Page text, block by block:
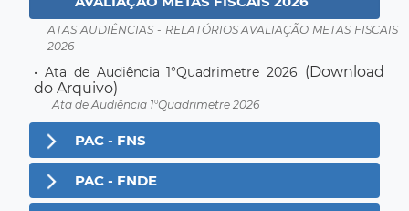
ATAS AUDIÊNCIAS - RELATÓRIOS AVALIAÇÃO METAS FISCAIS
2026
• Ata de Audiência 1°Quadrimetre 2026 (Download
do Arquivo)
Ata de Audiência 1°Quadrimetre 2026
PAC - FNS
PAC - FNDE